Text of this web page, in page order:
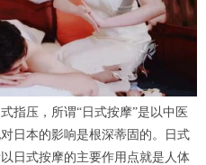
压，所谓“日式按摩”是以中医
日本的影响是根深蒂固的。日式
日式按摩的主要作用点就是人体